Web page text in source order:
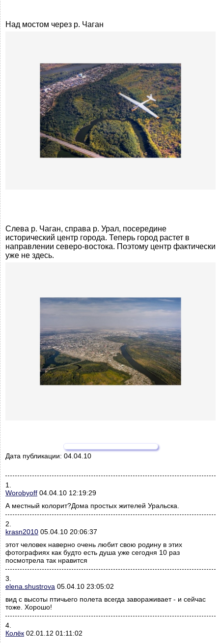
Над мостом через р. Чаган
Слева р. Чаган, справа р. Урал, посередине
исторический центр города. Теперь город растет в
направлении северо-востока. Поэтому центр фактически
уже не здесь.
Дата публикации: 04.04.10
1.
Worobyoff 04.04.10 12:19:29
А местный колорит?Дома простых жителей Уральска.
2.
krasn2010 05.04.10 20:06:37
этот человек наверно очень любит свою родину в этих
фотографиях как будто есть душа уже сегодня 10 раз
посмотрела так нравится
3.
elena.shustrova 05.04.10 23:05:02
вид с высоты птичьего полета всегда завораживает - и сейчас
тоже. Хорошо!
4.
Колёк 02.01.12 01:11:02